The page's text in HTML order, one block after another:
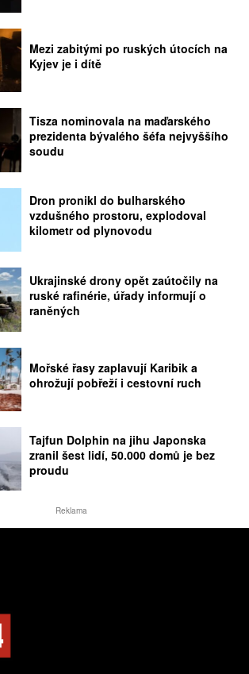
Mezi zabitými po ruských útocích na
Kyjev je i dítě
Tisza nominovala na maďarského
prezidenta bývalého šéfa nejvyššího
soudu
Dron pronikl do bulharského
vzdušného prostoru, explodoval
kilometr od plynovodu
Ukrajinské drony opět zaútočily na
ruské rafinérie, úřady informují o
raněných
Mořské řasy zaplavují Karibik a
ohrožují pobřeží i cestovní ruch
Tajfun Dolphin na jihu Japonska
zranil šest lidí, 50.000 domů je bez
proudu
Reklama